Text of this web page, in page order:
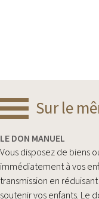
Sur le
LE DON MANUEL
Vous disposez de biens
immédiatement à vos
transmission en
soutenir vos enfants. Le